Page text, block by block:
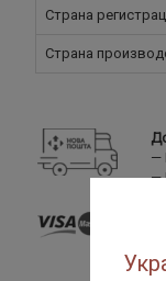
Страна
Страна